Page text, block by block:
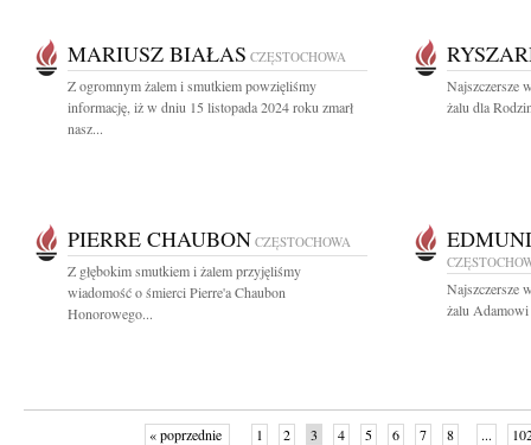
MARIUSZ BIAŁAS CZĘSTOCHOWA
Z ogromnym żalem i smutkiem powzięliśmy
informację, iż w dniu 15 listopada 2024 roku zmarł
nasz...
Najszczersze
żalu dla
PIERRE CHAUBON CZĘSTOCHOWA
Z głębokim smutkiem i żalem przyjęliśmy
wiadomość o śmierci Pierre'a Chaubon
Honorowego...
Najszczersze
żalu
« poprzednie 1 2 3 4 5 6 7 8 ...